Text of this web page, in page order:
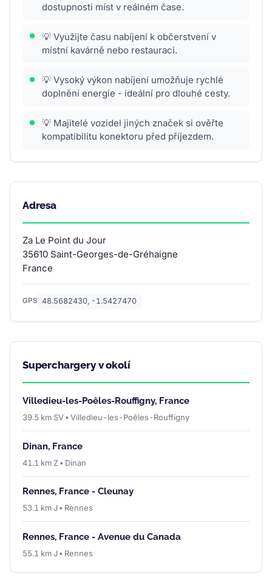
dostupnosti míst v reálném čase.
💡 Využijte času nabíjení k občerstvení v
místní kavárně nebo restauraci.
💡 Vysoký výkon nabíjení umožňuje rychlé
doplnění energie - ideální pro dlouhé cesty.
💡 Majitelé vozidel jiných značek si ověřte
kompatibilitu konektoru před příjezdem.
Adresa
Za Le Point du Jour
35610 Saint-Georges-de-Gréhaigne
France
GPS 48.5682430, -1.5427470
Superchargery v okolí
Villedieu-les-Poêles-Rouffigny, France
39.5 km SV • Villedieu-les-Poêles-Rouffigny
Dinan, France
41.1 km Z • Dinan
Rennes, France - Cleunay
53.1 km J • Rennes
Rennes, France - Avenue du Canada
55.1 km J • Rennes